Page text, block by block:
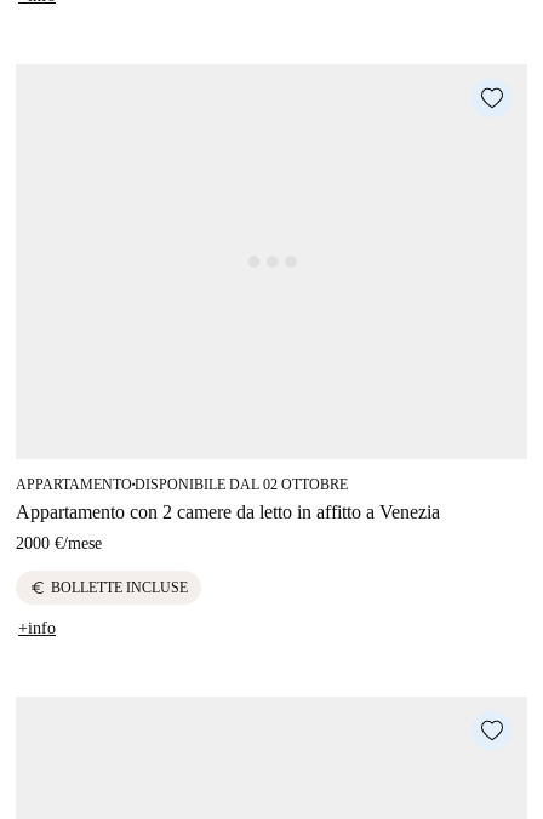
APPARTAMENTO■DISPONIBILE DAL 02 OTTOBRE
Appartamento con 2 camere da letto in affitto a Venezia
2000 €/mese
euro BOLLETTE INCLUSE
+info